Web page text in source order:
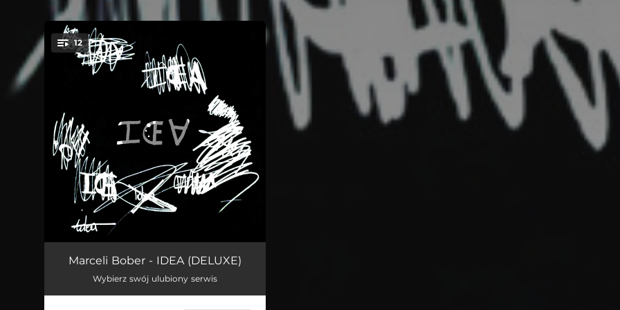
You're all set!
12
Światło 03:04
Marceli Bober - IDEA (DELUXE)
Wybierz swój ulubiony serwis